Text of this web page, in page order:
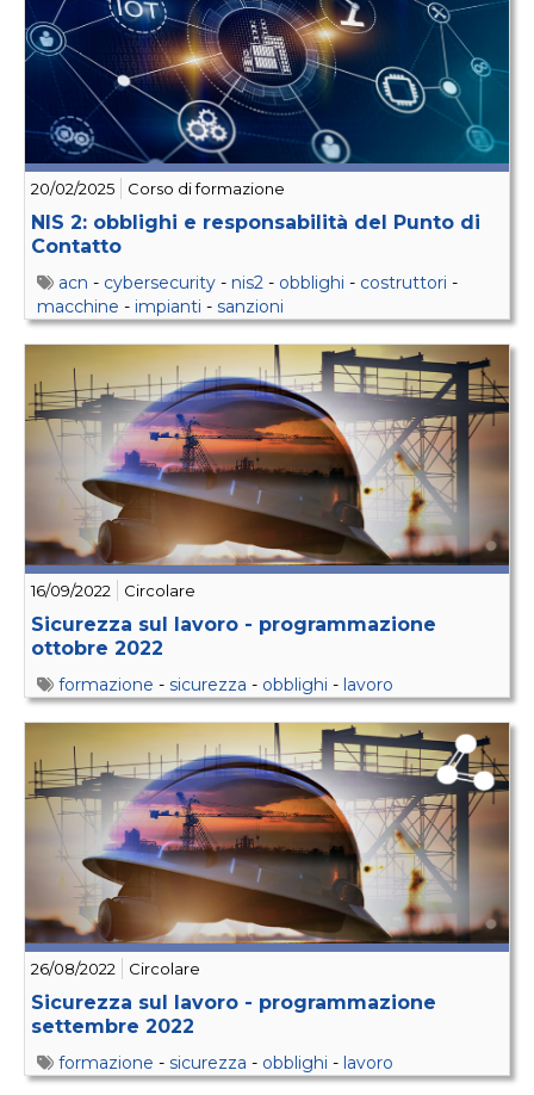
20/02/2025 Corso di formazione
NIS 2: obblighi e responsabilità del Punto di
Contatto
acn - cybersecurity - nis2 - obblighi - costruttori -
macchine - impianti - sanzioni
16/09/2022 Circolare
Sicurezza sul lavoro - programmazione
ottobre 2022
formazione - sicurezza - obblighi - lavoro
26/08/2022 Circolare
Sicurezza sul lavoro - programmazione
settembre 2022
formazione - sicurezza - obblighi - lavoro